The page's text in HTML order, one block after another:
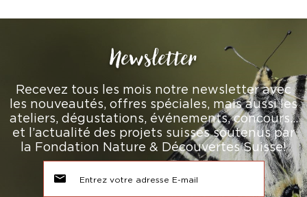
Newsletter
Recevez tous les mois notre newsletter avec
les nouveautés, offres spéciales, mais aussi les
ateliers, dégustations, événements, concours…
et l’actualité des projets suisses soutenus par
la Fondation Nature & Découvertes Suisse!